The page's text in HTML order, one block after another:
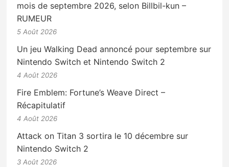
mois de septembre 2026, selon Billbil-kun –
RUMEUR
5 Août 2026
Un jeu Walking Dead annoncé pour septembre sur
Nintendo Switch et Nintendo Switch 2
4 Août 2026
Fire Emblem: Fortune’s Weave Direct –
Récapitulatif
4 Août 2026
Attack on Titan 3 sortira le 10 décembre sur
Nintendo Switch 2
3 Août 2026